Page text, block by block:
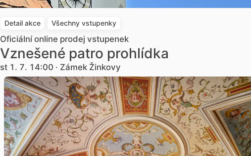
Detail akce Všechny vstupenky
Oficiální online prodej vstupenek
Vznešené patro prohlídka
st 1. 7. 14:00 · Zámek Žinkovy